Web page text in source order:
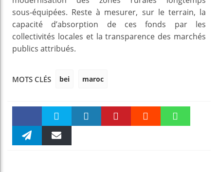
sous‑équipées. Reste à mesurer, sur le terrain, la
capacité d’absorption de ces fonds par les
collectivités locales et la transparence des marchés
publics attribués.
MOTS CLÉS bei maroc
Faceboo Twitter